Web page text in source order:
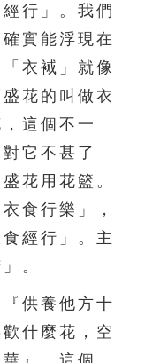
行」。我們
實能浮現在
衣裓」就像
花的叫做衣
這個不一
它不甚了
花用花籃。
食行樂」，
經行」。主
。
供養他方十
什麼花，空